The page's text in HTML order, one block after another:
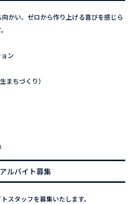
かい、ゼロから作り上げる喜びを感じら
ン
まちづくり）
アルバイト募集
スタッフを募集いたします。